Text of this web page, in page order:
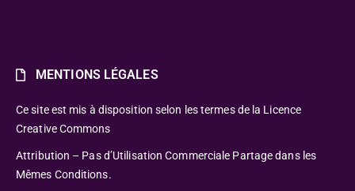
MENTIONS LÉGALES
Ce site est mis à disposition selon les termes de la Licence
Creative Commons
Attribution – Pas d’Utilisation Commerciale Partage dans les
Mêmes Conditions.